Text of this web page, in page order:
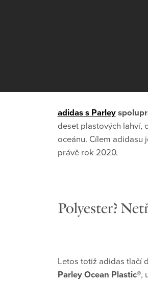
adidas s Parley
deset plastových lahví,
oceánu. Cílem adidasu
právě rok 2020.
Polyester?
Letos totiž adidas tlačí
Parley Ocean Plastic®,